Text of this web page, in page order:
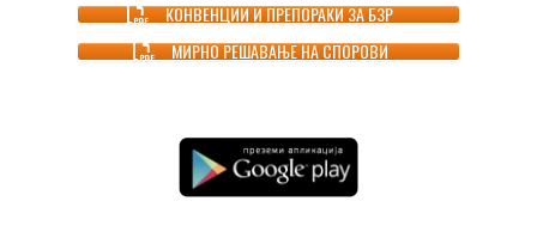
КОНВЕНЦИИ И ПРЕПОРАКИ ЗА БЗР
МИРНО РЕШАВАЊЕ НА СПОРОВИ